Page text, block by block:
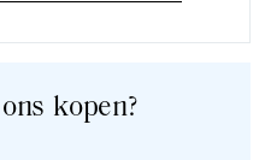
kopen?